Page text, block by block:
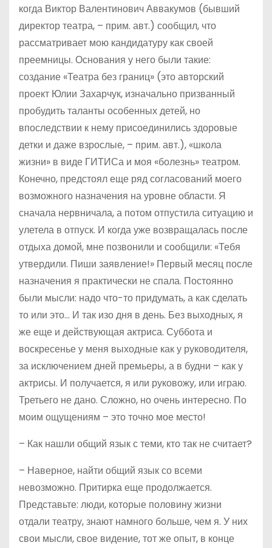
когда Виктор Валентинович Аввакумов (бывший
директор театра, – прим. авт.) сообщил, что
рассматривает мою кандидатуру как своей
преемницы. Основания у него были такие:
создание «Театра без границ» (это авторский
проект Юлии Захарчук, изначально призванный
пробудить таланты особенных детей, но
впоследствии к нему присоединились здоровые
детки и даже взрослые, – прим. авт.), «школа
жизни» в виде ГИТИСа и моя «болезнь» театром.
Конечно, предстоял еще ряд согласований моего
возможного назначения на уровне области. Я
сначала нервничала, а потом отпустила ситуацию и
улетела в отпуск. И когда уже возвращалась после
отдыха домой, мне позвонили и сообщили: «Тебя
утвердили. Пиши заявление!» Первый месяц после
назначения я практически не спала. Постоянно
были мысли: надо что-то придумать, а как сделать
то или это… И так изо дня в день. Без выходных, я
же еще и действующая актриса. Суббота и
воскресенье у меня выходные как у руководителя,
за исключением дней премьеры, а в будни – как у
актрисы. И получается, я или руковожу, или играю.
Третьего не дано. Сложно, но очень интересно. По
моим ощущениям – это точно мое место!
– Как нашли общий язык с теми, кто так не считает?
– Наверное, найти общий язык со всеми
невозможно. Притирка еще продолжается.
Представьте: люди, которые половину жизни
отдали театру, знают намного больше, чем я. У них
свои мысли, свое видение, тот же опыт, в конце